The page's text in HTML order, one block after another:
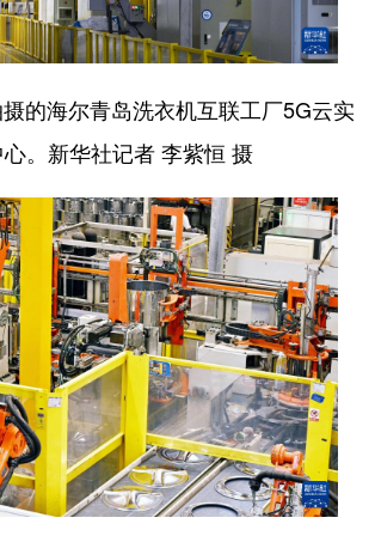
的海尔青岛洗衣机互联工厂5G云实
。新华社记者 李紫恒 摄